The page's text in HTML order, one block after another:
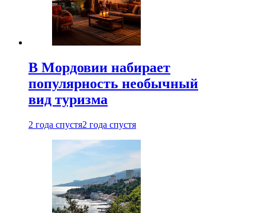
В Мордовии набирает
популярность необычный
вид туризма
2 года спустя2 года спустя